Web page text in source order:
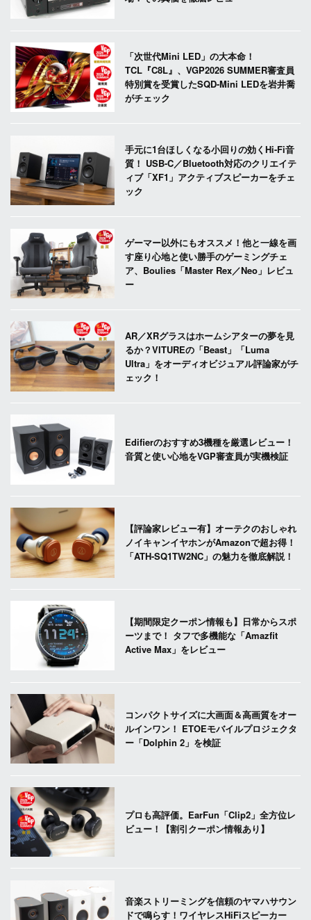
「次世代Mini LED」の大本命！
TCL『C8L』、VGP2026 SUMMER審査員
特別賞を受賞したSQD-Mini LEDを岩井喬
がチェック
手元に1台ほしくなる小回りの効くHi-Fi音
質！ USB-C／Bluetooth対応のクリエイテ
ィブ「XF1」アクティブスピーカーをチェ
ック
ゲーマー以外にもオススメ！他と一線を画
す座り心地と使い勝手のゲーミングチェ
ア、Boulies「Master Rex／Neo」レビュ
ー
AR／XRグラスはホームシアターの夢を見
るか？VITUREの「Beast」「Luma
Ultra」をオーディオビジュアル評論家がチ
ェック！
Edifierのおすすめ3機種を厳選レビュー！
音質と使い心地をVGP審査員が実機検証
【評論家レビュー有】オーテクのおしゃれ
ノイキャンイヤホンがAmazonで超お得！
「ATH-SQ1TW2NC」の魅力を徹底解説！
【期間限定クーポン情報も】日常からスポ
ーツまで！ タフで多機能な「Amazfit
Active Max」をレビュー
コンパクトサイズに大画面＆高画質をオー
ルインワン！ ETOEモバイルプロジェクタ
ー「Dolphin 2」を検証
プロも高評価。EarFun「Clip2」全方位レ
ビュー！【割引クーポン情報あり】
音楽ストリーミングを信頼のヤマハサウン
ドで鳴らす！ワイヤレスHiFiスピーカー